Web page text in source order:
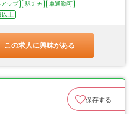
ップ 駅チカ
車通勤可
以上
この求人に興味がある
保存する